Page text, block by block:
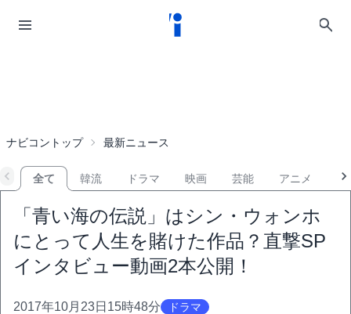
ナビコントップ 最新ニュース
全て 韓流 ドラマ 映画 芸能 アニメ
「青い海の伝説」はシン・ウォンホ
にとって人生を賭けた作品？直撃SP
インタビュー動画2本公開！
2017年10月23日15時48分 ドラマ